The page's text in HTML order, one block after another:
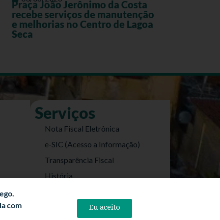
Praça João Jerônimo da Costa
recebe serviços de manutenção
e melhorias no Centro de Lagoa
Seca
Serviços
Nota Fiscal Eletrônica
e-SIC (Acesso a Informação)
Transparência Fiscal
História
Politica de Privacidade
com
Eu aceito